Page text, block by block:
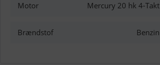
Motor Mercury 20 hk 4-Takt
Brændstof Benzin